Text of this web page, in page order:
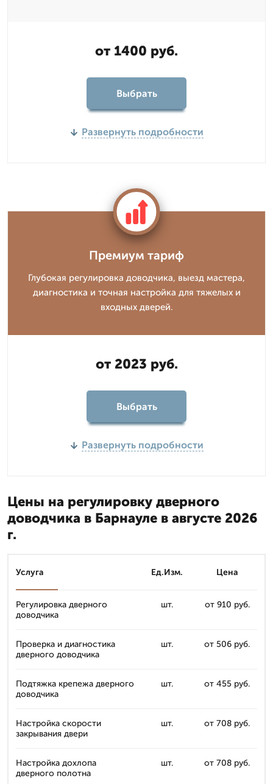
от 1400 руб.
Выбрать
Развернуть подробности
Премиум тариф
Глубокая регулировка доводчика, выезд мастера,
диагностика и точная настройка для тяжелых и
входных дверей.
от 2023 руб.
Выбрать
Развернуть подробности
Цены на регулировку дверного
доводчика в Барнауле в августе 2026
г.
Услуга Ед.Изм. Цена
Регулировка дверного
доводчика
шт. от 910 руб.
Проверка и диагностика
дверного доводчика
шт. от 506 руб.
Подтяжка крепежа дверного
доводчика
шт. от 455 руб.
Настройка скорости
закрывания двери
шт. от 708 руб.
Настройка дохлопа
дверного полотна
шт. от 708 руб.